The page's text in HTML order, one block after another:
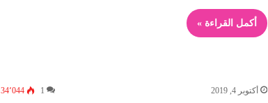
أكمل القراءة »
أكتوبر 4, 2019 1 34٬044